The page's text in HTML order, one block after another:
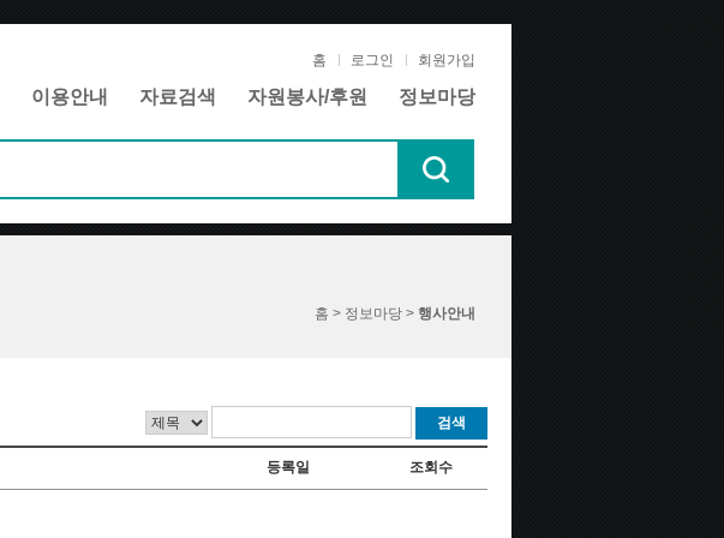
홈 로그인 회원가입
이용안내 자료검색 자원봉사/후원 정보마당
홈 > 정보마당 > 행사안내
검색
등록일 조회수